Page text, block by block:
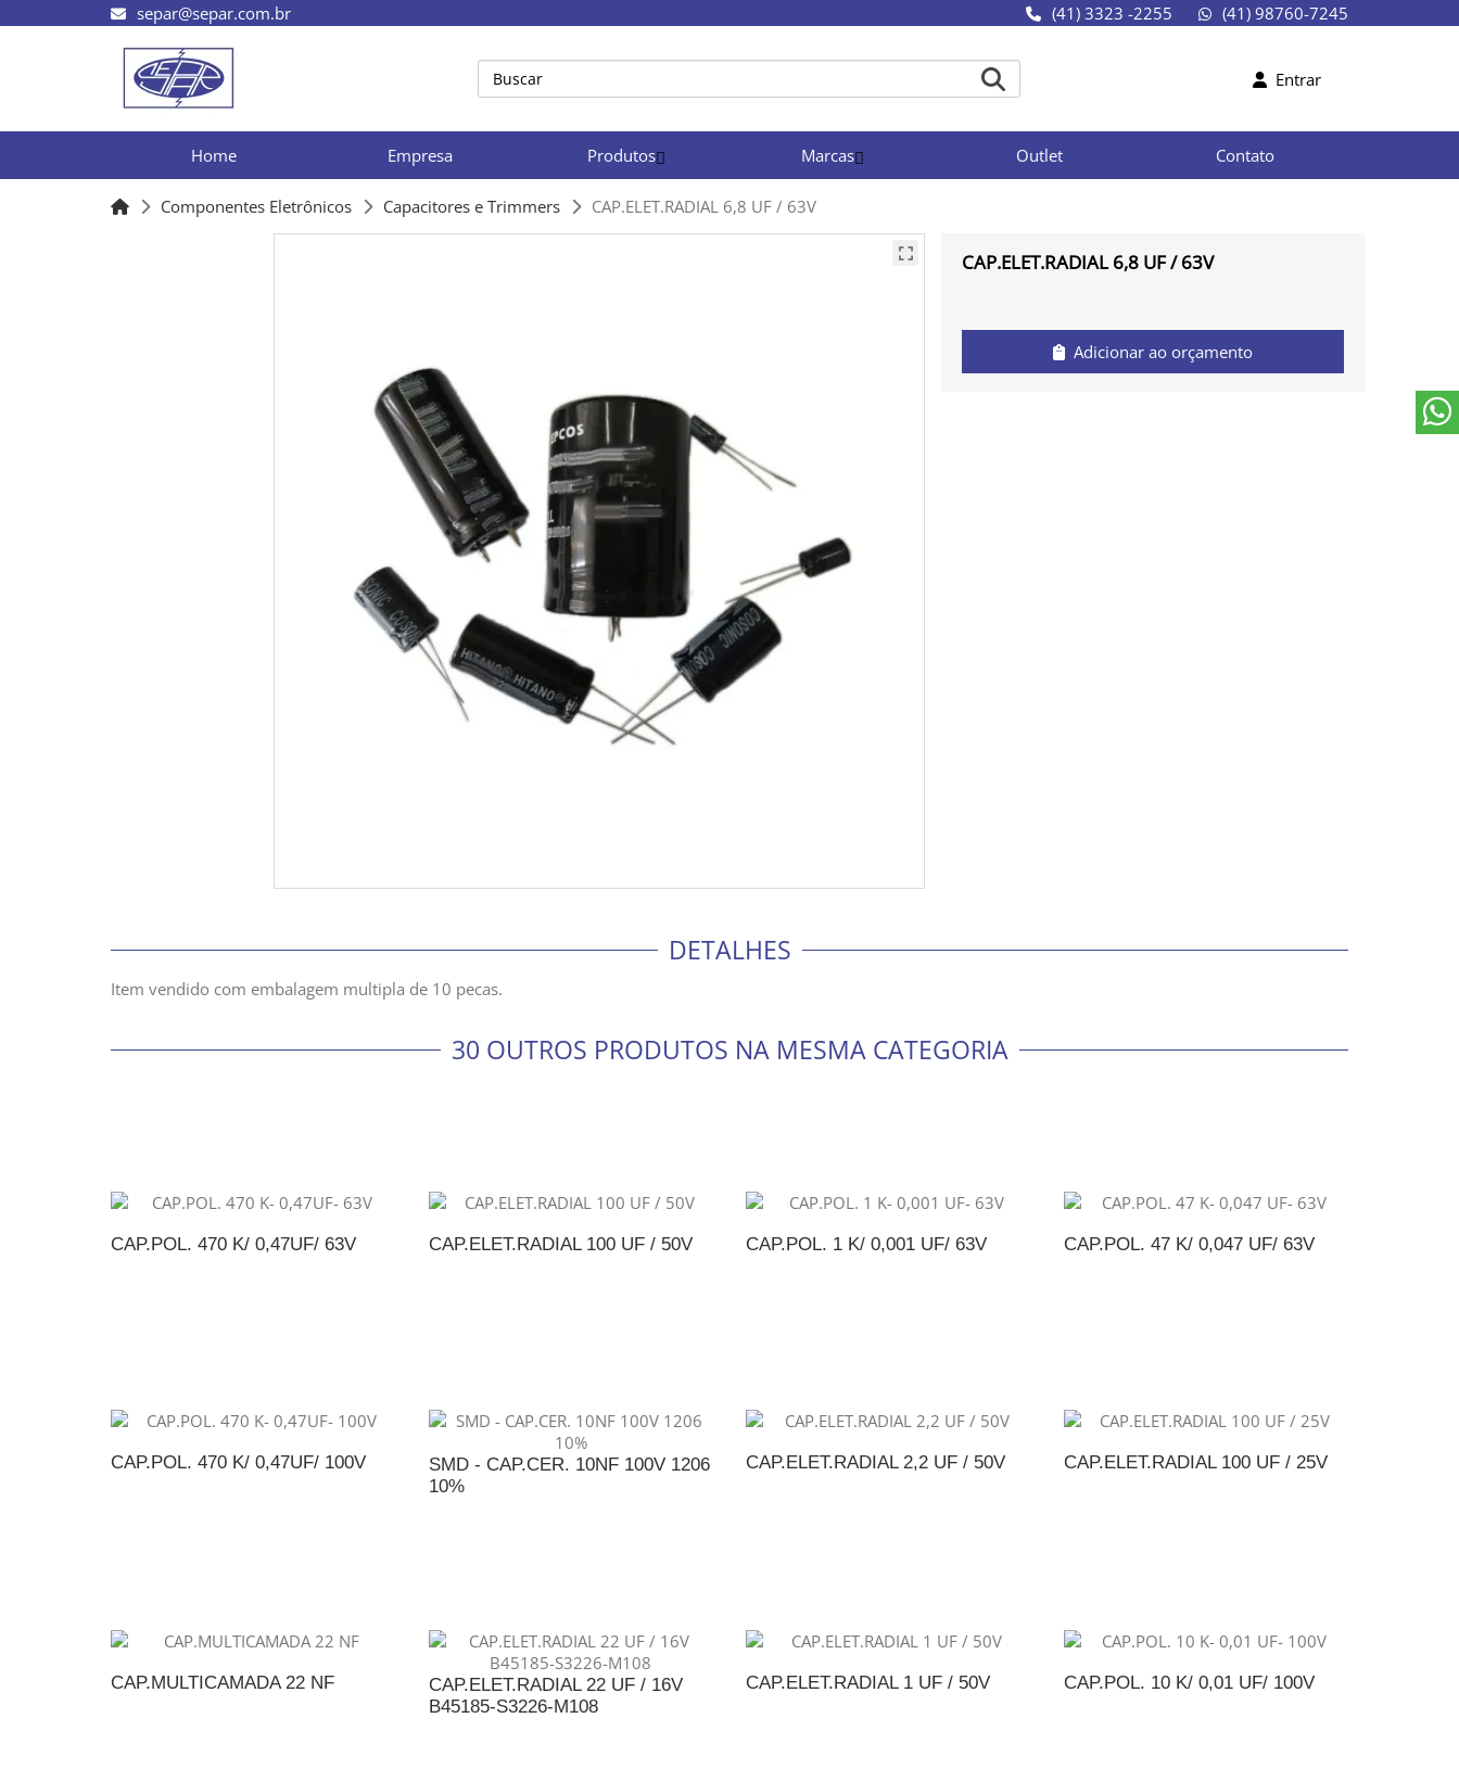
separ@separ.com.br (41) 3323 -2255 (41) 98760-7245
Entrar
Home Empresa Produtos Marcas Outlet Contato
Componentes Eletrônicos Capacitores e Trimmers CAP.ELET.RADIAL 6,8 UF / 63V
CAP.ELET.RADIAL 6,8 UF / 63V
Adicionar ao orçamento
DETALHES
Item vendido com embalagem multipla de 10 pecas.
30 OUTROS PRODUTOS NA MESMA CATEGORIA
CAP.POL. 470 K/ 0,47UF/ 63V CAP.ELET.RADIAL 100 UF / 50V CAP.POL. 1 K/ 0,001 UF/ 63V CAP.POL. 47 K/ 0,047 UF/ 63V
CAP.POL. 470 K/ 0,47UF/ 100V
SMD - CAP.CER. 10NF 100V 1206
10%
CAP.ELET.RADIAL 2,2 UF / 50V CAP.ELET.RADIAL 100 UF / 25V
CAP.MULTICAMADA 22 NF
CAP.ELET.RADIAL 22 UF / 16V
B45185-S3226-M108
CAP.ELET.RADIAL 1 UF / 50V CAP.POL. 10 K/ 0,01 UF/ 100V